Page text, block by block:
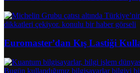
Euromaster’dan Kış Lastiği